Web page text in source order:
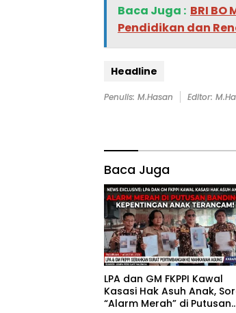
Baca Juga : BRI
Pendidikan dan
Headline
Penulis: M.Hasan Editor:
Baca Juga
‎LPA dan GM FKPPI Kawal
Kasasi Hak Asuh Anak,
“Alarm Merah” di Putusan